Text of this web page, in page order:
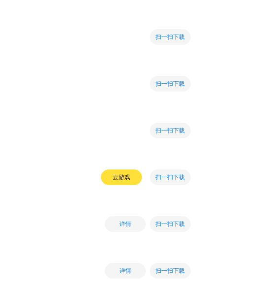
扫一扫下载
扫一扫下载
扫一扫下载
云游戏 扫一扫下载
详情 扫一扫下载
详情 扫一扫下载